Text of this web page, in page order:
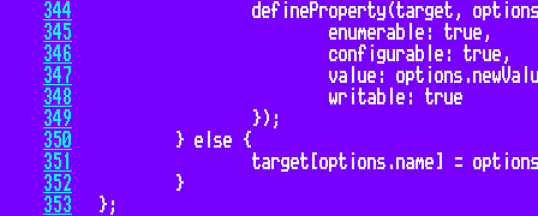
344
345
346
347
348
349
350
351
352
353